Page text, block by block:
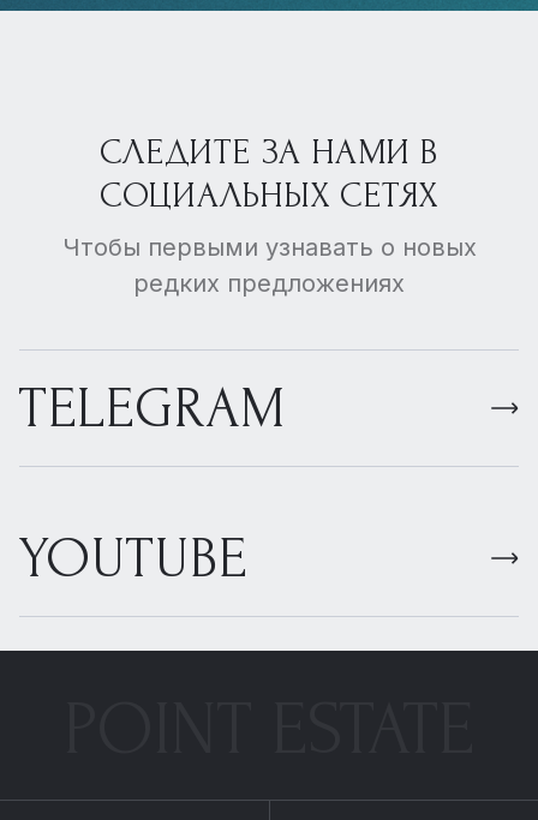
СЛЕДИТЕ ЗА НАМИ В
СОЦИАЛЬНЫХ СЕТЯХ
Чтобы первыми узнавать о новых
редких предложениях
TELEGRAM
YOUTUBE